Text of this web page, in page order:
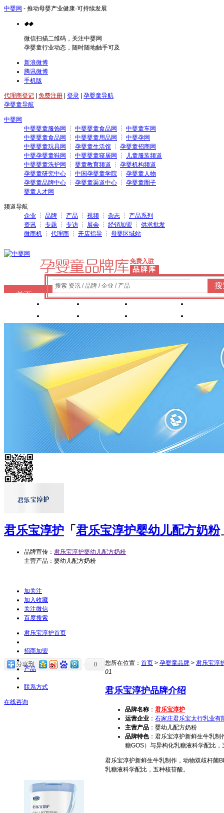
中婴网 - 推动母婴产业健康·可持续发展
◆◆
微信扫描二维码，关注中婴网
孕婴童行业动态，随时随地触手可及
新浪微博
腾讯微博
手机版
代理商登记 免费注册 登录
孕婴童导航
孕婴童导航
中婴网
中婴婴童服饰网
┆ 中婴婴童食品网 ┆ 中婴童车网
中婴婴童食品网
┆ 中婴婴童用品网 ┆ 中婴孕网
中婴婴童玩具网
┆ 孕婴童生活馆 ┆ 孕婴童招商网
中婴孕婴童鞋网
┆ 中婴婴童寝居网 ┆
儿童服装频道
中婴婴童洗护网
┆ 婴童教育频道 ┆ 孕婴机构频道
孕婴童研究中心 ┆ 中国孕婴童学院 ┆ 孕婴童人物
孕婴童品牌中心 ┆ 孕婴童渠道中心 ┆ 孕婴童圈子
婴童人才网
频道导航
企业 ┆ 品牌 ┆ 产品 ┆ 视频 ┆ 杂志 ┆ 产品系列
资讯 ┆ 专题 ┆ 专访 ┆ 展会 ┆ 经销加盟 ┆ 供求批发
微商机 ┆ 代理商 ┆ 开店指导 ┆ 母婴区域站
免费入驻
品牌库
搜索 资讯 / 品牌 / 企业 / 产品
搜
首页
君乐宝淳护 「君乐宝淳护婴幼儿配方奶粉
品牌宣传： 君乐宝淳护婴幼儿配方奶粉
主营产品：婴幼儿配方奶粉
加关注
加入收藏
关注微信
百度搜索
君乐宝淳护首页
招商加盟
产品
联系方式
在线咨询
0 您所在位置： 首页 > 孕婴童品牌 > 君乐宝淳
01
君乐宝淳护品牌介绍
品牌名称 ： 君乐宝淳护
运营企业 ： 石家庄君乐宝太行乳业有
主营产品 ：婴幼儿配方奶粉
品牌特色：君乐宝淳护新鲜生牛乳制
糖GOS）与异构化乳糖液科学配比，
君乐宝淳护新鲜生牛乳制作，动物双歧杆菌
乳糖液科学配比，五种核苷酸。